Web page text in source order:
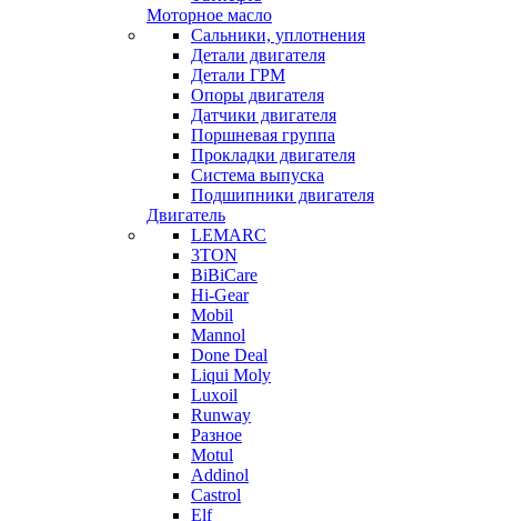
Моторное масло
Сальники, уплотнения
Детали двигателя
Детали ГРМ
Опоры двигателя
Датчики двигателя
Поршневая группа
Прокладки двигателя
Система выпуска
Подшипники двигателя
Двигатель
LEMARC
3TON
BiBiCare
Hi-Gear
Mobil
Mannol
Done Deal
Liqui Moly
Luxoil
Runway
Разное
Motul
Addinol
Castrol
Elf